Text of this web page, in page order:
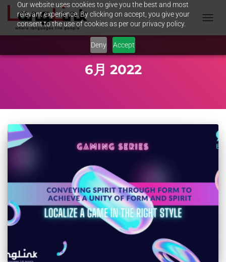
Our website uses cookies to give you the best and most
relevant experience. By clicking on accept, you give your
consent to the use of cookies as per our privacy policy.
Deny Accept
6月 2022